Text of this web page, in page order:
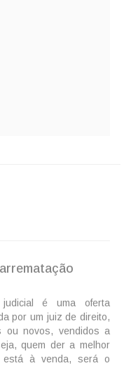
judicial é uma oferta
por um juiz de direito,
ou novos, vendidos a
quem der a melhor
à venda, será o